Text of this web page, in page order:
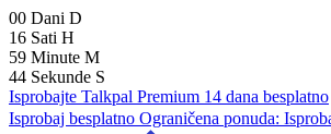
00 Dani D
16 Sati H
59 Minute M
43 Sekunde S
Isprobajte Talkpal Premium 14 dana besplatno
Isprobaj besplatno Ograničena ponuda: